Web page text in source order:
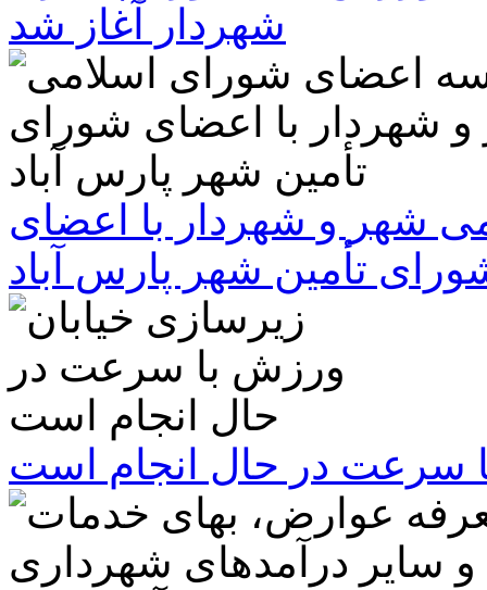
شهردار آغاز شد
شهر و شهردار با اعضای
تأمین شهر پارس آباد
سرعت در حال انجام است